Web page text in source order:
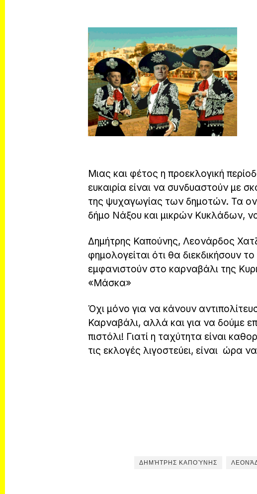
Μιας και φέτος η προεκλογική
ευκαιρία είναι να συνδυαστούν με
της ψυχαγωγίας των δημοτών. Τα
δήμο Νάξου και μικρών Κυκλάδων,
Δημήτρης Καπούνης, Λεονάρδος
φημολογείται ότι θα διεκδικήσουν
εμφανιστούν στο καρναβάλι της
«Μάσκα»
Όχι μόνο για να κάνουν
Καρναβάλι, αλλά και για να δούμε
πιστόλι! Γιατί η ταχύτητα είναι
τις εκλογές λιγοστεύει, είναι ώρα
ΔΗΜΉΤΡΗΣ ΚΑΠΟΎΝΗΣ